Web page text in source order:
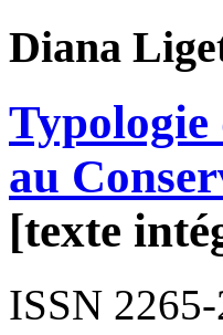
Diana
Typologie
au
[texte
ISSN